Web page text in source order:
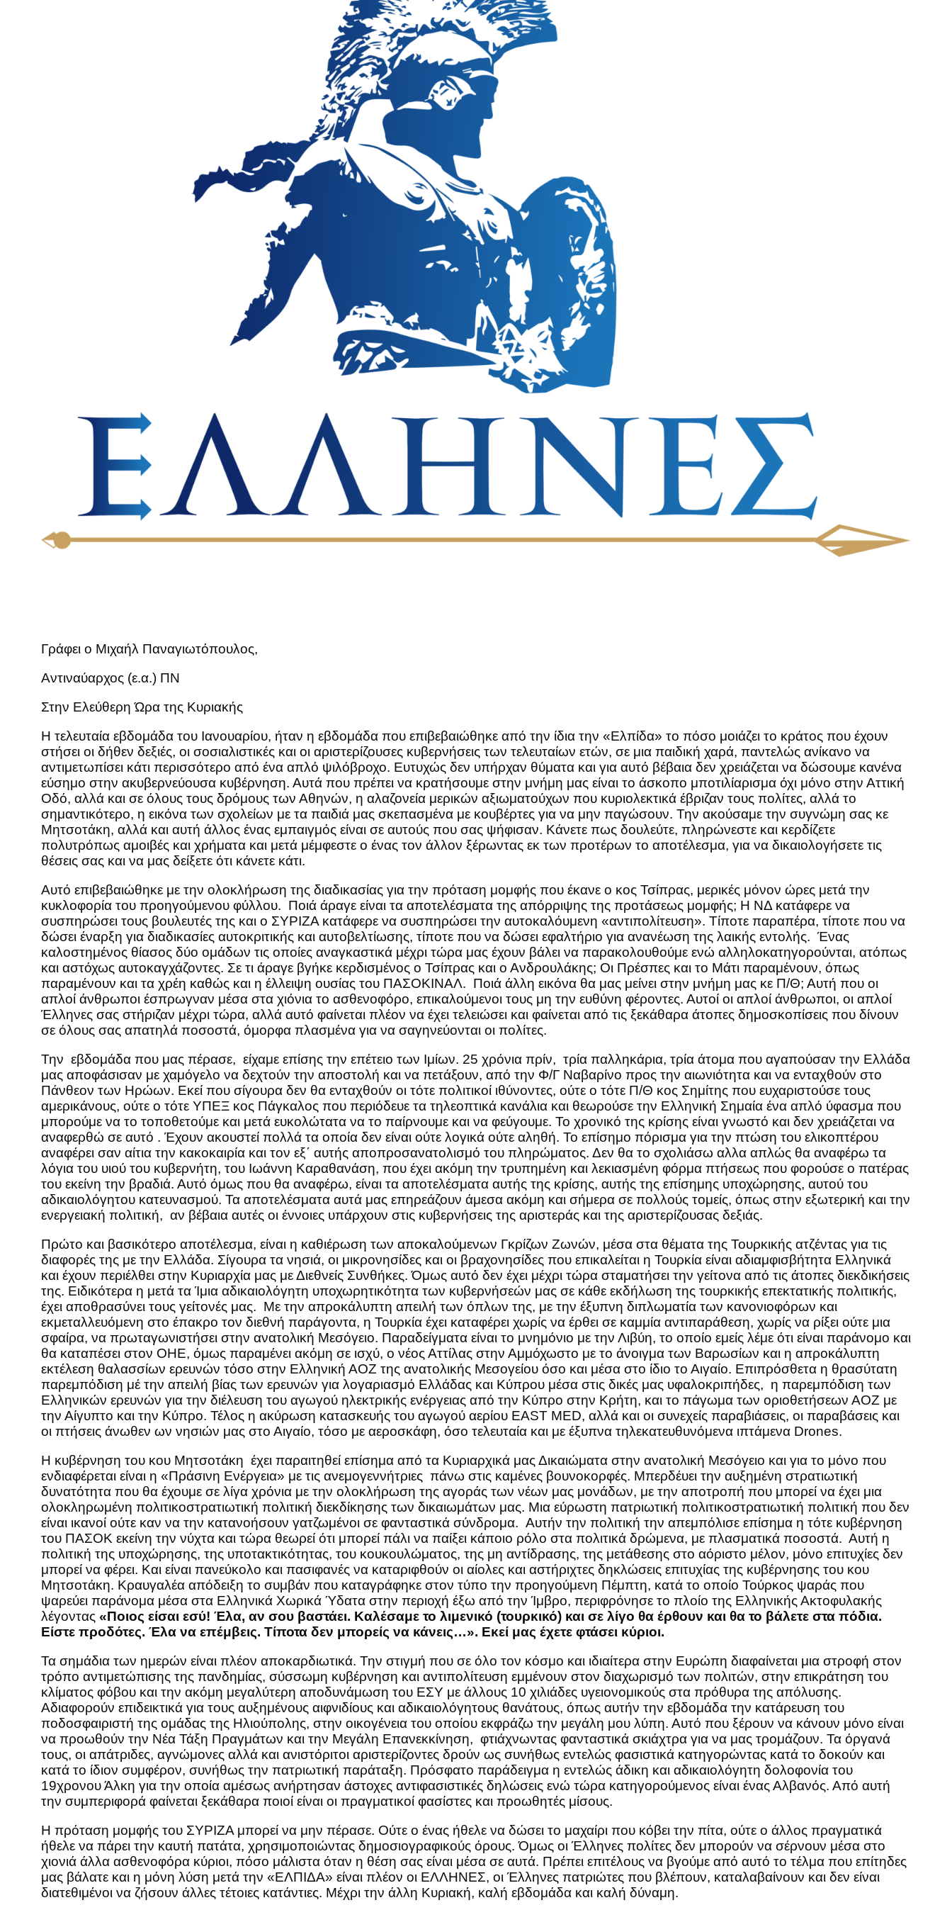
Γράφει ο Μιχαήλ Παναγιωτόπουλος,
Αντιναύαρχος (ε.α.) ΠΝ
Στην Ελεύθερη Ώρα της Κυριακής
Η τελευταία εβδομάδα του Ιανουαρίου, ήταν η εβδομάδα που επιβεβαιώθηκε από την ίδια την «Ελπίδα» το πόσο μοιάζει το κράτος που έχουν
στήσει οι δήθεν δεξιές, οι σοσιαλιστικές και οι αριστερίζουσες κυβερνήσεις των τελευταίων ετών, σε μια παιδική χαρά, παντελώς ανίκανο να
αντιμετωπίσει κάτι περισσότερο από ένα απλό ψιλόβροχο. Ευτυχώς δεν υπήρχαν θύματα και για αυτό βέβαια δεν χρειάζεται να δώσουμε κανένα
εύσημο στην ακυβερνεύουσα κυβέρνηση. Αυτά που πρέπει να κρατήσουμε στην μνήμη μας είναι το άσκοπο μποτιλίαρισμα όχι μόνο στην Αττική
Οδό, αλλά και σε όλους τους δρόμους των Αθηνών, η αλαζονεία μερικών αξιωματούχων που κυριολεκτικά έβριζαν τους πολίτες, αλλά το
σημαντικότερο, η εικόνα των σχολείων με τα παιδιά μας σκεπασμένα με κουβέρτες για να μην παγώσουν. Την ακούσαμε την συγνώμη σας κε
Μητσοτάκη, αλλά και αυτή άλλος ένας εμπαιγμός είναι σε αυτούς που σας ψήφισαν. Κάνετε πως δουλεύτε, πληρώνεστε και κερδίζετε
πολυτρόπως αμοιβές και χρήματα και μετά μέμφεστε ο ένας τον άλλον ξέρωντας εκ των προτέρων το αποτέλεσμα, για να δικαιολογήσετε τις
θέσεις σας και να μας δείξετε ότι κάνετε κάτι.
Αυτό επιβεβαιώθηκε με την ολοκλήρωση της διαδικασίας για την πρόταση μομφής που έκανε ο κος Τσίπρας, μερικές μόνον ώρες μετά την
κυκλοφορία του προηγούμενου φύλλου. Ποιά άραγε είναι τα αποτελέσματα της απόρριψης της προτάσεως μομφής; Η ΝΔ κατάφερε να
συσπηρώσει τους βουλευτές της και ο ΣΥΡΙΖΑ κατάφερε να συσπηρώσει την αυτοκαλόυμενη «αντιπολίτευση». Τίποτε παραπέρα, τίποτε που να
δώσει έναρξη για διαδικασίες αυτοκριτικής και αυτοβελτίωσης, τίποτε που να δώσει εφαλτήριο για ανανέωση της λαικής εντολής. Ένας
καλοστημένος θίασος δύο ομάδων τις οποίες αναγκαστικά μέχρι τώρα μας έχουν βάλει να παρακολουθούμε ενώ αλληλοκατηγορούνται, ατόπως
και αστόχως αυτοκαγχάζοντες. Σε τι άραγε βγήκε κερδισμένος ο Τσίπρας και ο Ανδρουλάκης; Οι Πρέσπες και το Μάτι παραμένουν, όπως
παραμένουν και τα χρέη καθώς και η έλλειψη ουσίας του ΠΑΣΟΚΙΝΑΛ. Ποιά άλλη εικόνα θα μας μείνει στην μνήμη μας κε Π/Θ; Αυτή που οι
απλοί άνθρωποι έσπρωγναν μέσα στα χιόνια το ασθενοφόρο, επικαλούμενοι τους μη την ευθύνη φέροντες. Αυτοί οι απλοί άνθρωποι, οι απλοί
Έλληνες σας στήριζαν μέχρι τώρα, αλλά αυτό φαίνεται πλέον να έχει τελειώσει και φαίνεται από τις ξεκάθαρα άτοπες δημοσκοπίσεις που δίνουν
σε όλους σας απατηλά ποσοστά, όμορφα πλασμένα για να σαγηνεύονται οι πολίτες.
Την εβδομάδα που μας πέρασε, είχαμε επίσης την επέτειο των Ιμίων. 25 χρόνια πρίν, τρία παλληκάρια, τρία άτομα που αγαπούσαν την Ελλάδα
μας αποφάσισαν με χαμόγελο να δεχτούν την αποστολή και να πετάξουν, από την Φ/Γ Ναβαρίνο προς την αιωνιότητα και να ενταχθούν στο
Πάνθεον των Ηρώων. Εκεί που σίγουρα δεν θα ενταχθούν οι τότε πολιτικοί ιθύνοντες, ούτε ο τότε Π/Θ κος Σημίτης που ευχαριστούσε τους
αμερικάνους, ούτε ο τότε ΥΠΕΞ κος Πάγκαλος που περιόδευε τα τηλεοπτικά κανάλια και θεωρούσε την Ελληνική Σημαία ένα απλό ύφασμα που
μπορούμε να το τοποθετούμε και μετά ευκολώτατα να το παίρνουμε και να φεύγουμε. Το χρονικό της κρίσης είναι γνωστό και δεν χρειάζεται να
αναφερθώ σε αυτό . Έχουν ακουστεί πολλά τα οποία δεν είναι ούτε λογικά ούτε αληθή. Το επίσημο πόρισμα για την πτώση του ελικοπτέρου
αναφέρει σαν αίτια την κακοκαιρία και τον εξ΄ αυτής αποπροσανατολισμό του πληρώματος. Δεν θα το σχολιάσω αλλα απλώς θα αναφέρω τα
λόγια του υιού του κυβερνήτη, του Ιωάννη Καραθανάση, που έχει ακόμη την τρυπημένη και λεκιασμένη φόρμα πτήσεως που φορούσε ο πατέρας
του εκείνη την βραδιά. Αυτό όμως που θα αναφέρω, είναι τα αποτελέσματα αυτής της κρίσης, αυτής της επίσημης υποχώρησης, αυτού του
αδικαιολόγητου κατευνασμού. Τα αποτελέσματα αυτά μας επηρεάζουν άμεσα ακόμη και σήμερα σε πολλούς τομείς, όπως στην εξωτερική και την
ενεργειακή πολιτική, αν βέβαια αυτές οι έννοιες υπάρχουν στις κυβερνήσεις της αριστεράς και της αριστερίζουσας δεξιάς.
Πρώτο και βασικότερο αποτέλεσμα, είναι η καθιέρωση των αποκαλούμενων Γκρίζων Ζωνών, μέσα στα θέματα της Τουρκικής ατζέντας για τις
διαφορές της με την Ελλάδα. Σίγουρα τα νησιά, οι μικρονησίδες και οι βραχονησίδες που επικαλείται η Τουρκία είναι αδιαμφισβήτητα Ελληνικά
και έχουν περιέλθει στην Κυριαρχία μας με Διεθνείς Συνθήκες. Όμως αυτό δεν έχει μέχρι τώρα σταματήσει την γείτονα από τις άτοπες διεκδικήσεις
της. Ειδικότερα η μετά τα Ίμια αδικαιολόγητη υποχωρητικότητα των κυβερνήσεών μας σε κάθε εκδήλωση της τουρκικής επεκτατικής πολιτικής,
έχει αποθρασύνει τους γείτονές μας. Με την απροκάλυπτη απειλή των όπλων της, με την έξυπνη διπλωματία των κανονιοφόρων και
εκμεταλλευόμενη στο έπακρο τον διεθνή παράγοντα, η Τουρκία έχει καταφέρει χωρίς να έρθει σε καμμία αντιπαράθεση, χωρίς να ρίξει ούτε μια
σφαίρα, να πρωταγωνιστήσει στην ανατολική Μεσόγειο. Παραδείγματα είναι το μνημόνιο με την Λιβύη, το οποίο εμείς λέμε ότι είναι παράνομο και
θα καταπέσει στον ΟΗΕ, όμως παραμένει ακόμη σε ισχύ, ο νέος Αττίλας στην Αμμόχωστο με το άνοιγμα των Βαρωσίων και η απροκάλυπτη
εκτέλεση θαλασσίων ερευνών τόσο στην Ελληνική ΑΟΖ της ανατολικής Μεσογείου όσο και μέσα στο ίδιο το Αιγαίο. Επιπρόσθετα η θρασύτατη
παρεμπόδιση μέ την απειλή βίας των ερευνών για λογαριασμό Ελλάδας και Κύπρου μέσα στις δικές μας υφαλοκριπήδες, η παρεμπόδιση των
Ελληνικών ερευνών για την διέλευση του αγωγού ηλεκτρικής ενέργειας από την Κύπρο στην Κρήτη, και το πάγωμα των οριοθετήσεων ΑΟΖ με
την Αίγυπτο και την Κύπρο. Τέλος η ακύρωση κατασκευής του αγωγού αερίου EAST MED, αλλά και οι συνεχείς παραβιάσεις, οι παραβάσεις και
οι πτήσεις άνωθεν ων νησιών μας στο Αιγαίο, τόσο με αεροσκάφη, όσο τελευταία και με έξυπνα τηλεκατευθυνόμενα ιπτάμενα Drones.
Η κυβέρνηση του κου Μητσοτάκη έχει παραιτηθεί επίσημα από τα Κυριαρχικά μας Δικαιώματα στην ανατολική Μεσόγειο και για το μόνο που
ενδιαφέρεται είναι η «Πράσινη Ενέργεια» με τις ανεμογεννήτριες πάνω στις καμένες βουνοκορφές. Μπερδέυει την αυξημένη στρατιωτική
δυνατότητα που θα έχουμε σε λίγα χρόνια με την ολοκλήρωση της αγοράς των νέων μας μονάδων, με την αποτροπή που μπορεί να έχει μια
ολοκληρωμένη πολιτικοστρατιωτική πολιτική διεκδίκησης των δικαιωμάτων μας. Μια εύρωστη πατριωτική πολιτικοστρατιωτική πολιτική που δεν
είναι ικανοί ούτε καν να την κατανοήσουν γατζωμένοι σε φανταστικά σύνδρομα. Αυτήν την πολιτική την απεμπόλισε επίσημα η τότε κυβέρνηση
του ΠΑΣΟΚ εκείνη την νύχτα και τώρα θεωρεί ότι μπορεί πάλι να παίξει κάποιο ρόλο στα πολιτικά δρώμενα, με πλασματικά ποσοστά. Αυτή η
πολιτική της υποχώρησης, της υποτακτικότητας, του κουκουλώματος, της μη αντίδρασης, της μετάθεσης στο αόριστο μέλον, μόνο επιτυχίες δεν
μπορεί να φέρει. Και είναι πανεύκολο και πασιφανές να καταριφθούν οι αίολες και αστήριχτες δηκλώσεις επιτυχίας της κυβέρνησης του κου
Μητσοτάκη. Κραυγαλέα απόδειξη το συμβάν που καταγράφηκε στον τύπο την προηγούμενη Πέμπτη, κατά το οποίο Τούρκος ψαράς που
ψαρεύει παράνομα μέσα στα Ελληνικά Χωρικά Ύδατα στην περιοχή έξω από την Ίμβρο, περιφρόνησε το πλοίο της Ελληνικής Ακτοφυλακής
λέγοντας «Ποιος είσαι εσύ! Έλα, αν σου βαστάει. Καλέσαμε το λιμενικό (τουρκικό) και σε λίγο θα έρθουν και θα το βάλετε στα πόδια.
Είστε προδότες. Έλα να επέμβεις. Τίποτα δεν μπορείς να κάνεις…». Εκεί μας έχετε φτάσει κύριοι.
Τα σημάδια των ημερών είναι πλέον αποκαρδιωτικά. Την στιγμή που σε όλο τον κόσμο και ιδιαίτερα στην Ευρώπη διαφαίνεται μια στροφή στον
τρόπο αντιμετώπισης της πανδημίας, σύσσωμη κυβέρνηση και αντιπολίτευση εμμένουν στον διαχωρισμό των πολιτών, στην επικράτηση του
κλίματος φόβου και την ακόμη μεγαλύτερη αποδυνάμωση του ΕΣΥ με άλλους 10 χιλιάδες υγειονομικούς στα πρόθυρα της απόλυσης.
Αδιαφορούν επιδεικτικά για τους αυξημένους αιφνιδίους και αδικαιολόγητους θανάτους, όπως αυτήν την εβδομάδα την κατάρευση του
ποδοσφαιριστή της ομάδας της Ηλιούπολης, στην οικογένεια του οποίου εκφράζω την μεγάλη μου λύπη. Αυτό που ξέρουν να κάνουν μόνο είναι
να προωθούν την Νέα Τάξη Πραγμάτων και την Μεγάλη Επανεκκίνηση, φτιάχνωντας φανταστικά σκιάχτρα για να μας τρομάζουν. Τα όργανά
τους, οι απάτριδες, αγνώμονες αλλά και ανιστόριτοι αριστερίζοντες δρούν ως συνήθως εντελώς φασιστικά κατηγορώντας κατά το δοκούν και
κατά το ίδιον συμφέρον, συνήθως την πατριωτική παράταξη. Πρόσφατο παράδειγμα η εντελώς άδικη και αδικαιολόγητη δολοφονία του
19χρονου Άλκη για την οποία αμέσως ανήρτησαν άστοχες αντιφασιστικές δηλώσεις ενώ τώρα κατηγορούμενος είναι ένας Αλβανός. Από αυτή
την συμπεριφορά φαίνεται ξεκάθαρα ποιοί είναι οι πραγματικοί φασίστες και προωθητές μίσους.
Η πρόταση μομφής του ΣΥΡΙΖΑ μπορεί να μην πέρασε. Ούτε ο ένας ήθελε να δώσει το μαχαίρι που κόβει την πίτα, ούτε ο άλλος πραγματικά
ήθελε να πάρει την καυτή πατάτα, χρησιμοποιώντας δημοσιογραφικούς όρους. Όμως οι Έλληνες πολίτες δεν μπορούν να σέρνουν μέσα στο
χιονιά άλλα ασθενοφόρα κύριοι, πόσο μάλιστα όταν η θέση σας είναι μέσα σε αυτά. Πρέπει επιτέλους να βγούμε από αυτό το τέλμα που επίτηδες
μας βάλατε και η μόνη λύση μετά την «ΕΛΠΙΔΑ» είναι πλέον οι ΕΛΛΗΝΕΣ, οι Έλληνες πατριώτες που βλέπουν, καταλαβαίνουν και δεν είναι
διατεθιμένοι να ζήσουν άλλες τέτοιες κατάντιες. Μέχρι την άλλη Κυριακή, καλή εβδομάδα και καλή δύναμη.